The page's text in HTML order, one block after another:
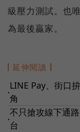
級壓力測試。也
為最後贏家。
延伸閱讀
●
LINE Pay、街口
角
●
不只搶攻線下通
台